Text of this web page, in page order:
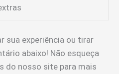
sua experiência ou tirar
abaixo! Não esqueça
do nosso site para mais